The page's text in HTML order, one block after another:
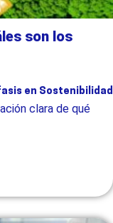
son los
en Sostenibilidad
clara de qué